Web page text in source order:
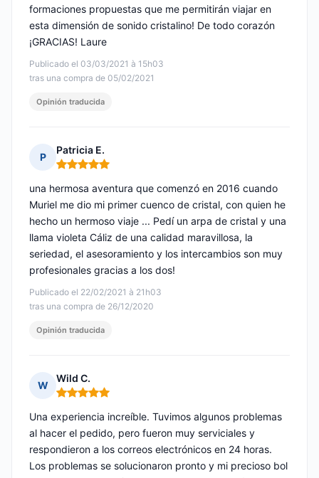
Publicado el 03/03/2021 à 15h03
tras una compra de 05/02/2021
formaciones propuestas que me permitirán viajar en
esta dimensión de sonido cristalino! De todo corazón
¡GRACIAS! Laure
Opinión traducida
P
Patricia E.
Nota: 5 de 5
Publicado el 22/02/2021 à 21h03
tras una compra de 26/12/2020
una hermosa aventura que comenzó en 2016 cuando
Muriel me dio mi primer cuenco de cristal, con quien he
hecho un hermoso viaje ... Pedí un arpa de cristal y una
llama violeta Cáliz de una calidad maravillosa, la
seriedad, el asesoramiento y los intercambios son muy
profesionales gracias a los dos!
Opinión traducida
W
Wild C.
Nota: 5 de 5
Una experiencia increíble. Tuvimos algunos problemas
al hacer el pedido, pero fueron muy serviciales y
respondieron a los correos electrónicos en 24 horas.
Los problemas se solucionaron pronto y mi precioso bol